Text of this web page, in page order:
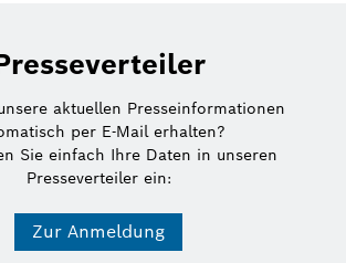
aktuellen Presseinformationen
per E-Mail erhalten?
Sie einfach Ihre Daten in unseren
Presseverteiler ein:
Zur Anmeldung